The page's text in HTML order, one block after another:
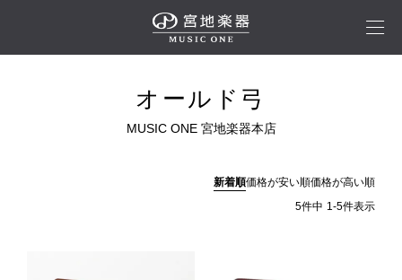
オールド弓
新着順価格が安い順価格が高い順
5件中 1-5件表示